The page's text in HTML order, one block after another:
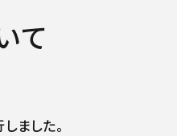
て
ました。